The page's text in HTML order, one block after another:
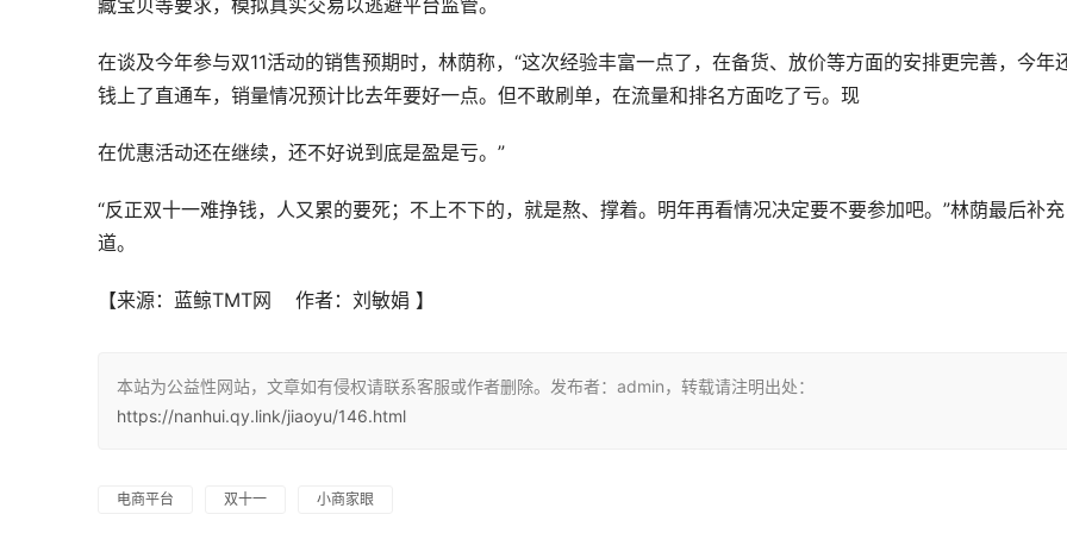
藏宝贝等要求，模拟真实交易以逃避平台监管。
在谈及今年参与双11活动的销售预期时，林荫称，“这次经验丰富一点了，在备货、放价等方面的安排更完善，今年
钱上了直通车，销量情况预计比去年要好一点。但不敢刷单，在流量和排名方面吃了亏。现
在优惠活动还在继续，还不好说到底是盈是亏。”
“反正双十一难挣钱，人又累的要死；不上不下的，就是熬、撑着。明年再看情况决定要不要参加吧。”林荫最后补充
道。
【来源：蓝鲸TMT网    作者：刘敏娟 】
本站为公益性网站，文章如有侵权请联系客服或作者删除。发布者：admin，转载请注明出处：
https://nanhui.qy.link/jiaoyu/146.html
电商平台 双十一 小商家眼